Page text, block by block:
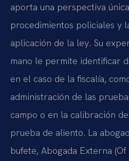
aporta una perspectiva
procedimientos policiales y
aplicación de la ley. Su
mano le permite identificar
en el caso de la fiscalía,
administración de las
campo o en la calibración
prueba de aliento. La
bufete, Abogada Externa